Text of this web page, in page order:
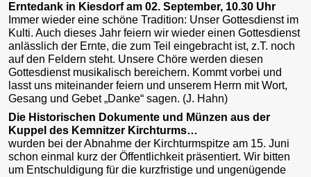
Erntedank in Kiesdorf am 02. September, 10.30 Uhr
Immer wieder eine schöne Tradition: Unser Gottesdienst im
Kulti. Auch dieses Jahr feiern wir wieder einen Gottesdienst
anlässlich der Ernte, die zum Teil eingebracht ist, z.T. noch
auf den Feldern steht. Unsere Chöre werden diesen
Gottesdienst musikalisch bereichern. Kommt vorbei und
lasst uns miteinander feiern und unserem Herrn mit Wort,
Gesang und Gebet „Danke“ sagen. (J. Hahn)
Die Historischen Dokumente und Münzen aus der
Kuppel des Kemnitzer Kirchturms…
wurden bei der Abnahme der Kirchturmspitze am 15. Juni
schon einmal kurz der Öffentlichkeit präsentiert. Wir bitten
um Entschuldigung für die kurzfristige und ungenügende